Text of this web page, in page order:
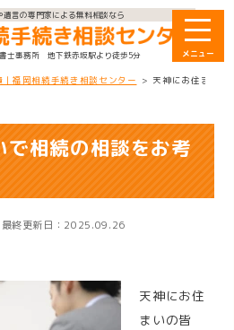
遺言の専門家による無料相談なら
士事務所 地下鉄赤坂駅より徒歩5分
福岡相続手続き相談センター > 天神にお住まいで
で相続の相談をお考
最終更新日：2025.09.26
天神にお住
まいの皆